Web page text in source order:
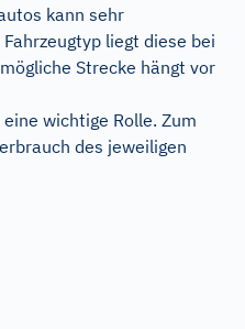
kann sehr
liegt diese bei
Strecke hängt vor
wichtige Rolle. Zum
des jeweiligen